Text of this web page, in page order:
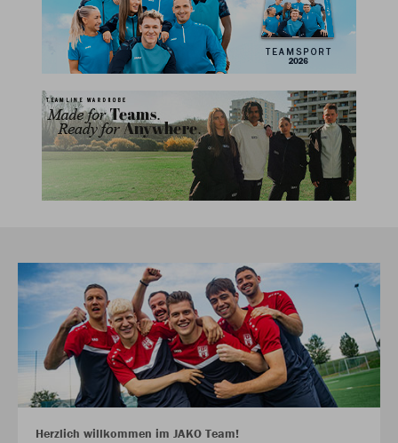
Herzlich willkommen im JAKO Team!